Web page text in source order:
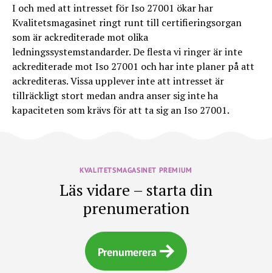
I och med att intresset för Iso 27001 ökar har
Kvalitetsmagasinet ringt runt till certifieringsorgan
som är ackrediterade mot olika
ledningssystemstandarder. De flesta vi ringer är inte
ackrediterade mot Iso 27001 och har inte planer på att
ackrediteras. Vissa upplever inte att intresset är
tillräckligt stort medan andra anser sig inte ha
kapaciteten som krävs för att ta sig an Iso 27001.
KVALITETSMAGASINET PREMIUM
Läs vidare – starta din
prenumeration
Prenumerera